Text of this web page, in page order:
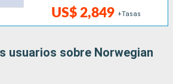
US$ 2,849 +Tasas
usuarios sobre Norwegian